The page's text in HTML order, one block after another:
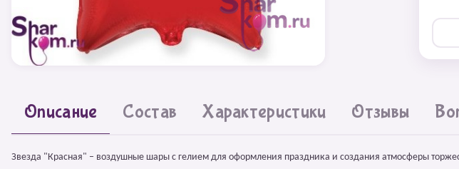
Описание Состав Характеристики Отзывы
Звезда "Красная" – воздушные шары с гелием для оформления праздника и создания атмосферы